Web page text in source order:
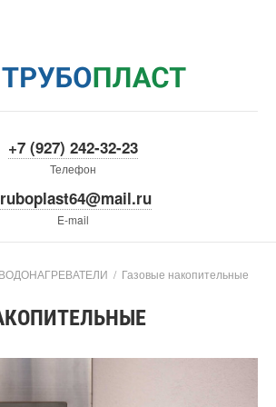
+7 (927) 242-32-23
Телефон
E-mail
ВОДОНАГРЕВАТЕЛИ / Газовые накопительные